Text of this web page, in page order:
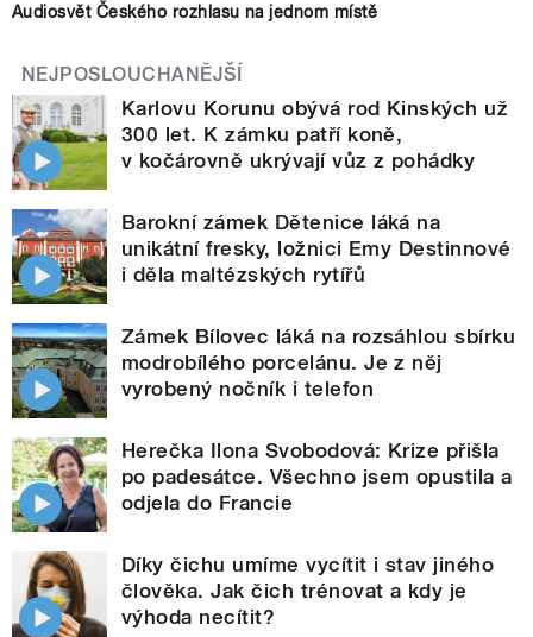
Audiosvět Českého rozhlasu na jednom místě
NEJPOSLOUCHANĚJŠÍ
Karlovu Korunu obývá rod Kinských už
300 let. K zámku patří koně,
v kočárovně ukrývají vůz z pohádky
Barokní zámek Dětenice láká na
unikátní fresky, ložnici Emy Destinnové
i děla maltézských rytířů
Zámek Bílovec láká na rozsáhlou sbírku
modrobílého porcelánu. Je z něj
vyrobený nočník i telefon
Herečka Ilona Svobodová: Krize přišla
po padesátce. Všechno jsem opustila a
odjela do Francie
Díky čichu umíme vycítit i stav jiného
člověka. Jak čich trénovat a kdy je
výhoda necítit?